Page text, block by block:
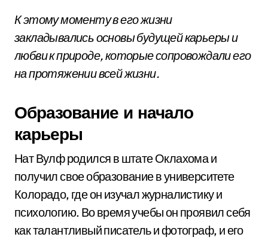
К этому моменту в его жизни
закладывались основы будущей карьеры и
любви к природе, которые сопровождали его
на протяжении всей жизни.
Образование и начало
карьеры
Нат Вулф родился в штате Оклахома и
получил свое образование в университете
Колорадо, где он изучал журналистику и
психологию. Во время учебы он проявил себя
как талантливый писатель и фотограф, и его